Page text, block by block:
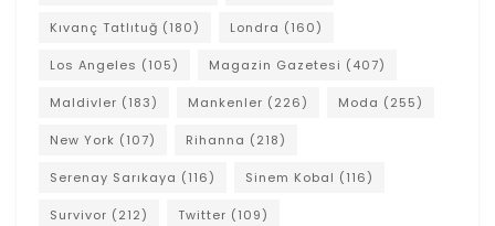
Kıvanç Tatlıtuğ (180) Londra (160)
Los Angeles (105) Magazin Gazetesi (407)
Maldivler (183) Mankenler (226) Moda (255)
New York (107) Rihanna (218)
Serenay Sarıkaya (116) Sinem Kobal (116)
Survivor (212) Twitter (109)